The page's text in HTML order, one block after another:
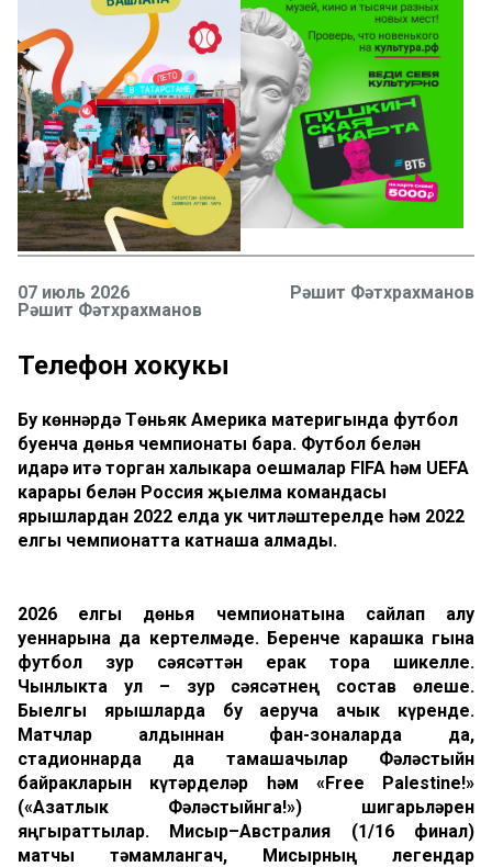
07 июль 2026
Рәшит Фәтхрахманов
Рәшит Фәтхрахманов
Телефон хокукы
Бу көннәрдә Төньяк Америка материгында футбол
буенча дөнья чемпионаты бара. Футбол белән
идарә итә торган халыкара оешмалар FIFA һәм UEFA
карары белән Россия җыелма командасы
ярышлардан 2022 елда ук читләштерелде һәм 2022
елгы чемпионатта катнаша алмады.
2026 елгы дөнья чемпионатына сайлап алу
уеннарына да кертелмәде. Беренче карашка гына
футбол зур сәясәттән ерак тора шикелле.
Чынлыкта ул – зур сәясәтнең состав өлеше.
Быелгы ярышларда бу аеруча ачык күренде.
Матчлар алдыннан фан-зоналарда да,
стадионнарда да тамашачылар Фәләстыйн
байракларын күтәрделәр һәм «Free Palestine!»
(«Азатлык Фәләстыйнга!») шигарьләрен
яңгыраттылар. Мисыр–Австралия (1/16 финал)
матчы тәмамлангач, Мисырның легендар